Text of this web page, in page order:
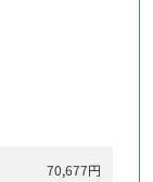
70,677円